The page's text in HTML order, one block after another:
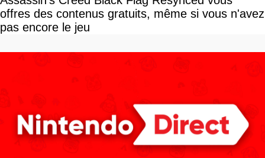
offres des contenus gratuits, même si vous n'avez
pas encore le jeu